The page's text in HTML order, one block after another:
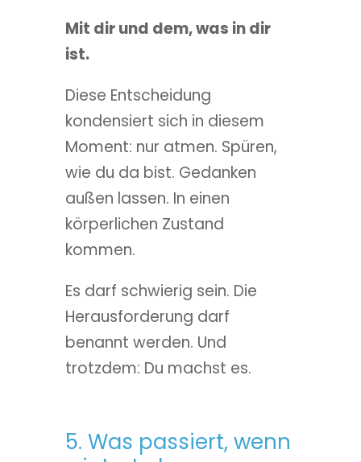
Mit dir und dem, was in dir
ist.
Diese Entscheidung
kondensiert sich in diesem
Moment: nur atmen. Spüren,
wie du da bist. Gedanken
außen lassen. In einen
körperlichen Zustand
kommen.
Es darf schwierig sein. Die
Herausforderung darf
benannt werden. Und
trotzdem: Du machst es.
5. Was passiert, wenn